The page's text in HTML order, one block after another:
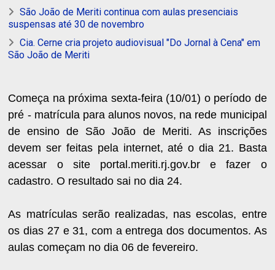
São João de Meriti continua com aulas presenciais
suspensas até 30 de novembro
Cia. Cerne cria projeto audiovisual "Do Jornal à Cena" em
São João de Meriti
Começa na próxima sexta-feira (10/01) o período de
pré - matrícula para alunos novos, na rede municipal
de ensino de São João de Meriti. As inscrições
devem ser feitas pela internet, até o dia 21. Basta
acessar o site portal.meriti.rj.gov.br e fazer o
cadastro. O resultado sai no dia 24.
As matrículas serão realizadas, nas escolas, entre
os dias 27 e 31, com a entrega dos documentos. As
aulas começam no dia 06 de fevereiro.